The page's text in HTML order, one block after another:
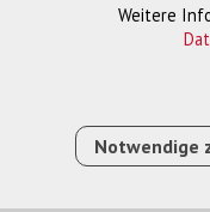
HALTERUNG ›
NEZTEIL USB-C
Weitere
Notwendige